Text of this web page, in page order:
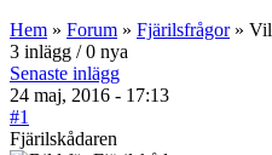
Hem » Forum » Fjärilsfrågor»
3 inlägg / 0 nya
Senaste inlägg
24 maj, 2016 - 17:13
#1
Fjärilskådaren